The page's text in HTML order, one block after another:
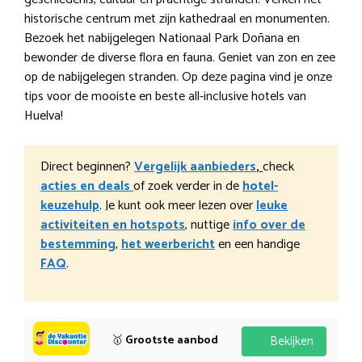
historische centrum met zijn kathedraal en monumenten.
Bezoek het nabijgelegen Nationaal Park Doñana en
bewonder de diverse flora en fauna. Geniet van zon en zee
op de nabijgelegen stranden. Op deze pagina vind je onze
tips voor de mooiste en beste all-inclusive hotels van
Huelva!
Direct beginnen?Vergelijk aanbieders,check
acties en dealsof zoek verder in dehotel-
keuzehulp. Je kunt ook meer lezen overleuke
activiteiten en hotspots, nuttigeinfo over de
bestemming,het weerberichten een handige
FAQ.
🥇 Grootste aanbod Bekijken